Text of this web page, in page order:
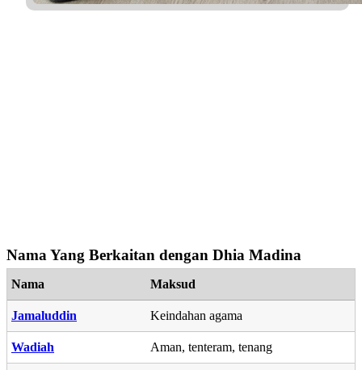
Nama Yang Berkaitan dengan Dhia Madina
Nama Maksud
Jamaluddin Keindahan agama
Wadiah Aman, tenteram, tenang